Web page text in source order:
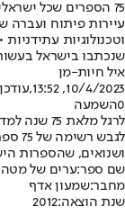
75 הספרים שכל ישראלי צריך להכיר: ערים של מטה, מאת שמעון אדף
עיירות פיתוח ועברה
וטכנולוגיות
שנכתבו בישראל
איל חיות-מן
10/4/2023, 13:52
,עודכן
0השמעה
לרגל
ושנואים, שהספרות
שם ספר:ערים של מטה
מחבר:שמעון אדף
שנת הוצאה:2012